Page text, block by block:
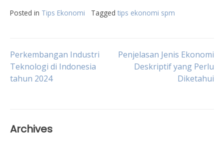
Posted in Tips Ekonomi Tagged tips ekonomi spm
Post
navigation
Perkembangan Industri
Teknologi di Indonesia
tahun 2024
Penjelasan Jenis Ekonomi
Deskriptif yang Perlu
Diketahui
Archives